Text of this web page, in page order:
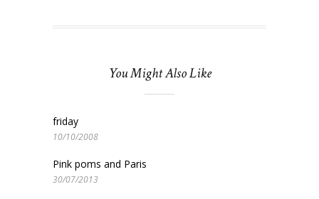
You Might Also Like
friday
10/10/2008
Pink poms and Paris
30/07/2013